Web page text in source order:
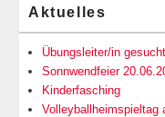
Seitenleisten-
Widgetbereich
Aktuelles
Übungsleiter/in gesucht
Sonnwendfeier
Kinderfasching
Volleyballheimspieltag